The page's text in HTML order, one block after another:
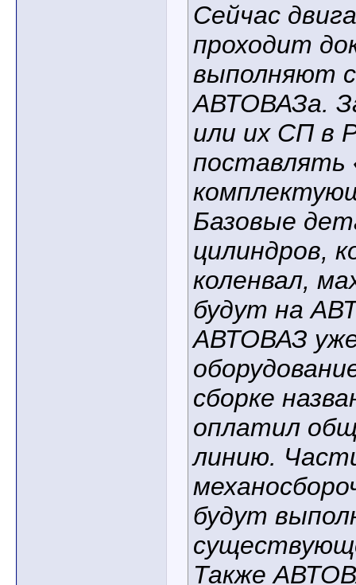
Сейчас
проходит
выполняют
АВТОВАЗа.
или их СП в
поставлять
Базовые
цилиндров,
коленвал,
будут на
АВТОВАЗ уже
сборке
оплатил
линию.
будут
Также